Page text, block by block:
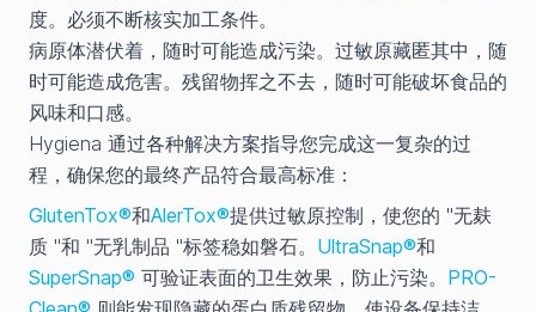
度。必须不断核实加工条件。
病原体潜伏着，随时可能造成污染。过敏原藏匿其中，随
时可能造成危害。残留物挥之不去，随时可能破坏食品的
风味和口感。
Hygiena 通过各种解决方案指导您完成这一复杂的过
程，确保您的最终产品符合最高标准：
GlutenTox®和AlerTox®提供过敏原控制，使您的 "无麸
质 "和 "无乳制品 "标签稳如磐石。 UltraSnap®和
SuperSnap® 可验证表面的卫生效果，防止污染。 PRO-